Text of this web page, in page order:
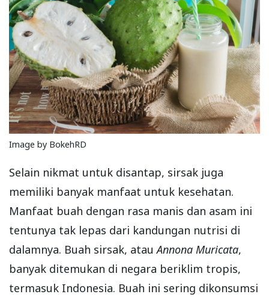
Image by BokehRD
Selain nikmat untuk disantap, sirsak juga
memiliki banyak manfaat untuk kesehatan.
Manfaat buah dengan rasa manis dan asam ini
tentunya tak lepas dari kandungan nutrisi di
dalamnya. Buah sirsak, atauAnnona Muricata,
banyak ditemukan di negara beriklim tropis,
termasuk Indonesia. Buah ini sering dikonsumsi